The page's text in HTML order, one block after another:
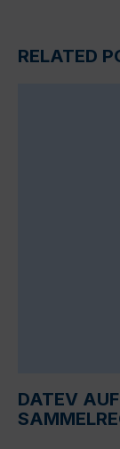
RELATED
DATEV